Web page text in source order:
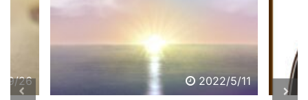
5/11
2022/5/2